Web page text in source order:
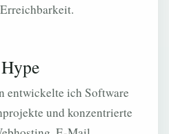
entwickelte ich Software
und konzentrierte